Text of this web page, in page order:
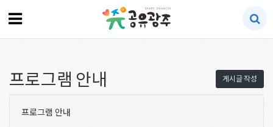
게시글 작성
프로그램 안내
프로그램 안내